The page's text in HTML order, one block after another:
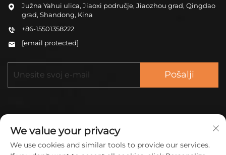
Južna Yahui ulica, Jiaoxi područje, Jiaozhou grad, Qingdao
grad, Shandong, Kina
+86-15501358222
[email protected]
Pošalji
We value your privacy
We use cookies and similar tools to provide our services.